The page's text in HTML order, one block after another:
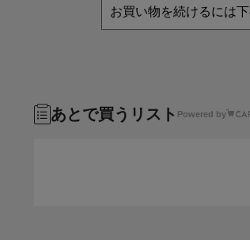
お買い物を続けるには
あとで買うリスト Powered by